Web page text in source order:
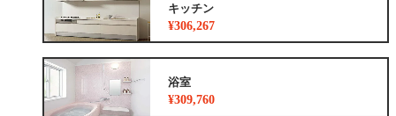
キッチン
¥306,267
浴室
¥309,760